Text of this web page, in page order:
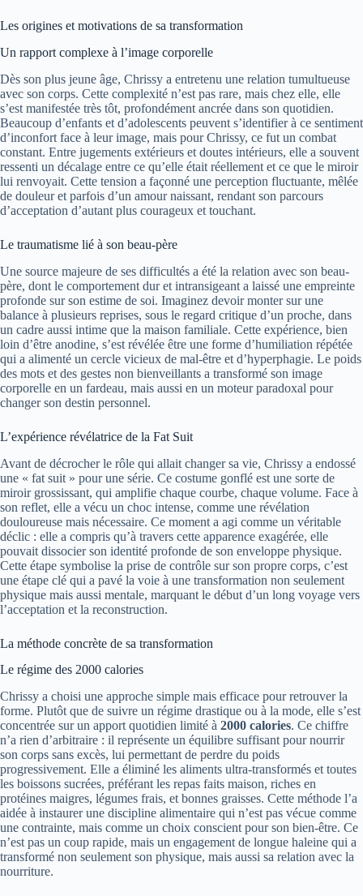
Les origines et motivations de sa transformation
Un rapport complexe à l’image corporelle
Dès son plus jeune âge, Chrissy a entretenu une relation tumultueuse
avec son corps. Cette complexité n’est pas rare, mais chez elle, elle
s’est manifestée très tôt, profondément ancrée dans son quotidien.
Beaucoup d’enfants et d’adolescents peuvent s’identifier à ce sentiment
d’inconfort face à leur image, mais pour Chrissy, ce fut un combat
constant. Entre jugements extérieurs et doutes intérieurs, elle a souvent
ressenti un décalage entre ce qu’elle était réellement et ce que le miroir
lui renvoyait. Cette tension a façonné une perception fluctuante, mêlée
de douleur et parfois d’un amour naissant, rendant son parcours
d’acceptation d’autant plus courageux et touchant.
Le traumatisme lié à son beau-père
Une source majeure de ses difficultés a été la relation avec son beau-
père, dont le comportement dur et intransigeant a laissé une empreinte
profonde sur son estime de soi. Imaginez devoir monter sur une
balance à plusieurs reprises, sous le regard critique d’un proche, dans
un cadre aussi intime que la maison familiale. Cette expérience, bien
loin d’être anodine, s’est révélée être une forme d’humiliation répétée
qui a alimenté un cercle vicieux de mal-être et d’hyperphagie. Le poids
des mots et des gestes non bienveillants a transformé son image
corporelle en un fardeau, mais aussi en un moteur paradoxal pour
changer son destin personnel.
L’expérience révélatrice de la Fat Suit
Avant de décrocher le rôle qui allait changer sa vie, Chrissy a endossé
une « fat suit » pour une série. Ce costume gonflé est une sorte de
miroir grossissant, qui amplifie chaque courbe, chaque volume. Face à
son reflet, elle a vécu un choc intense, comme une révélation
douloureuse mais nécessaire. Ce moment a agi comme un véritable
déclic : elle a compris qu’à travers cette apparence exagérée, elle
pouvait dissocier son identité profonde de son enveloppe physique.
Cette étape symbolise la prise de contrôle sur son propre corps, c’est
une étape clé qui a pavé la voie à une transformation non seulement
physique mais aussi mentale, marquant le début d’un long voyage vers
l’acceptation et la reconstruction.
La méthode concrète de sa transformation
Le régime des 2000 calories
Chrissy a choisi une approche simple mais efficace pour retrouver la
forme. Plutôt que de suivre un régime drastique ou à la mode, elle s’est
concentrée sur un apport quotidien limité à 2000 calories. Ce chiffre
n’a rien d’arbitraire : il représente un équilibre suffisant pour nourrir
son corps sans excès, lui permettant de perdre du poids
progressivement. Elle a éliminé les aliments ultra-transformés et toutes
les boissons sucrées, préférant les repas faits maison, riches en
protéines maigres, légumes frais, et bonnes graisses. Cette méthode l’a
aidée à instaurer une discipline alimentaire qui n’est pas vécue comme
une contrainte, mais comme un choix conscient pour son bien-être. Ce
n’est pas un coup rapide, mais un engagement de longue haleine qui a
transformé non seulement son physique, mais aussi sa relation avec la
nourriture.